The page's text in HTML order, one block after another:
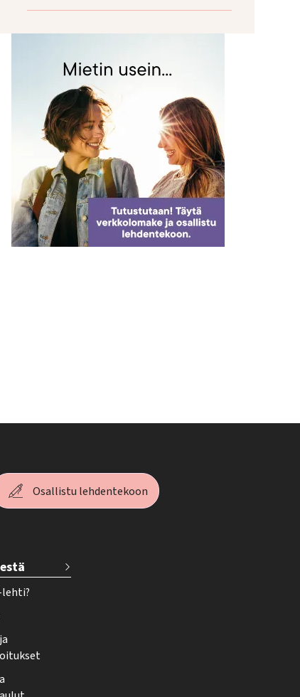
Osallistu lehdentekoon
lehti?